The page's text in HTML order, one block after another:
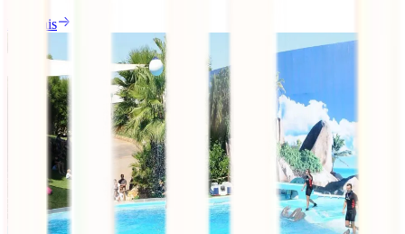
Ler mais